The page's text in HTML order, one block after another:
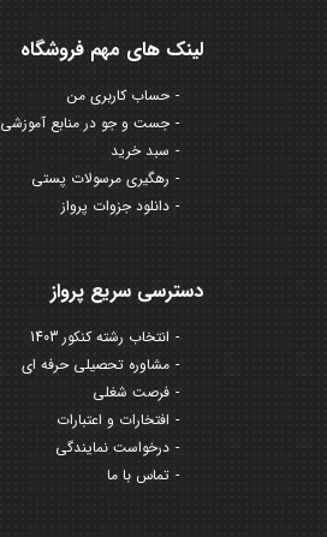
لینک های مهم فروشگاه
حساب کاربری من
جست و جو در منابع آموزشی
سبد خرید
رهگیری مرسولات پستی
دانلود جزوات پرواز
دسترسی سریع پرواز
انتخاب رشته کنکور 1403
مشاوره تحصیلی حرفه ای
فرصت شغلی
افتخارات و اعتبارات
درخواست نمایندگی
تماس با ما